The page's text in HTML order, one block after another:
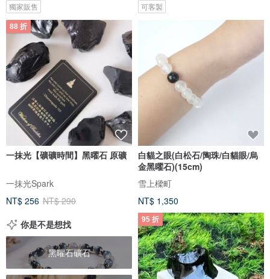
獨家販售 可客製
88 折
一抹光【礦礦時間】黑曜石 原礦
一抹光Spark
NT$ 256 NT$ 290
白貓之眼(白松石/陶珠/白貓眼/烏
金黑曜石)(15cm)
雪上樑町
NT$ 1,350
你是不是想找
黑曜石礦石
95 折